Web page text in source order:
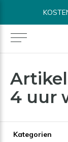
4 uur
Kategorien